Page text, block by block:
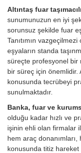
Altıntaş fuar
sunumunuzun en iyi
sorunsuz şekilde fuar
Tanıtımın
eşyaların standa
süreçte profesyonel bir
bir süreç için önemlidir.
konusunda tecrübeyi
sunulmaktadır.
Banka, fuar ve
olduğu kadar hızlı ve
işinin ehli olan firmalar
hem araç
konusunda titiz hareket